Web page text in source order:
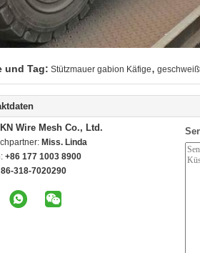
und Tag: Stützmauer gabion Käfige,
Wire Mesh Co., Ltd.
Miss. Linda
+86 177 1003 8900
86-318-7020290